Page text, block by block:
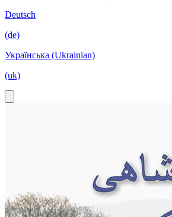
Deutsch
(de)
Українська (Ukrainian)
(uk)